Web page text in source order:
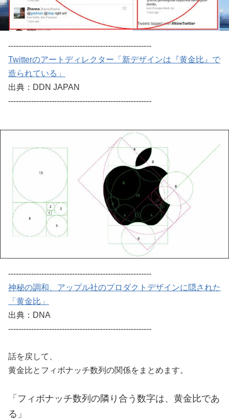
--------------------------------------------------------
Twitterのアートディレクター「新デザインは『黄金比』で
造られている」
出典：DDN JAPAN
--------------------------------------------------------
--------------------------------------------------------
神秘の調和、アップル社のプロダクトデザインに隠された
「黄金比」
出典：DNA
--------------------------------------------------------
話を戻して、
黄金比とフィボナッチ数列の関係をまとめます。
「フィボナッチ数列の隣り合う数字は、黄金比であ
る」